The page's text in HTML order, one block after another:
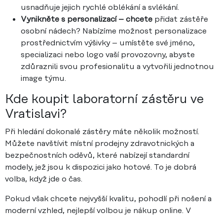
usnadňuje jejich rychlé oblékání a svlékání.
Vynikněte s personalizací – chcete přidat zástěře
osobní nádech? Nabízíme možnost personalizace
prostřednictvím výšivky – umístěte své jméno,
specializaci nebo logo vaší provozovny, abyste
zdůraznili svou profesionalitu a vytvořili jednotnou
image týmu.
Kde koupit laboratorní zástěru ve
Vratislavi?
Při hledání dokonalé zástěry máte několik možností.
Můžete navštívit místní prodejny zdravotnických a
bezpečnostních oděvů, které nabízejí standardní
modely, jež jsou k dispozici jako hotové. To je dobrá
volba, když jde o čas.
Pokud však chcete nejvyšší kvalitu, pohodlí při nošení a
moderní vzhled, nejlepší volbou je nákup online. V